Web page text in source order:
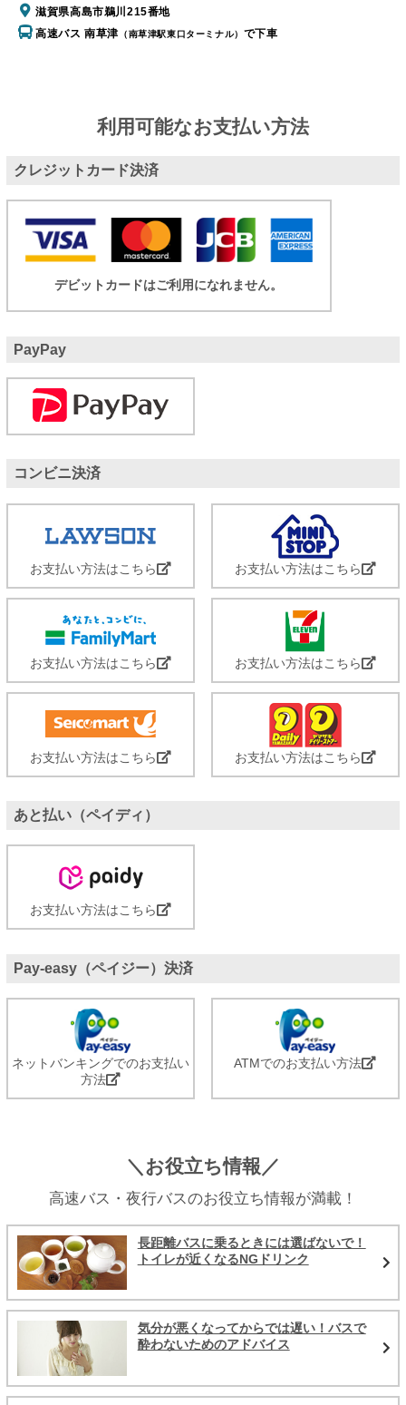
滋賀県高島市鵜川215番地
高速バス 南草津 （南草津駅東口ターミナル） で下車
利用可能なお支払い方法
クレジットカード決済
デビットカードはご利用になれません。
PayPay
コンビニ決済
お支払い方法はこちら お支払い方法はこちら
お支払い方法はこちら お支払い方法はこちら
お支払い方法はこちら お支払い方法はこちら
あと払い（ペイディ）
お支払い方法はこちら
Pay-easy（ペイジー）決済
ネットバンキングでのお支払い
方法
ATMでのお支払い方法
＼お役立ち情報／
高速バス・夜行バスのお役立ち情報が満載！
長距離バスに乗るときには選ばないで！
トイレが近くなるNGドリンク
気分が悪くなってからでは遅い！バスで
酔わないためのアドバイス